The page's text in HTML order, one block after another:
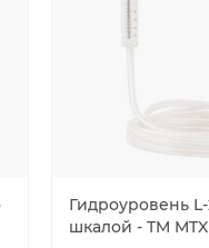
Гидроуровень
шкалой - TM MTX